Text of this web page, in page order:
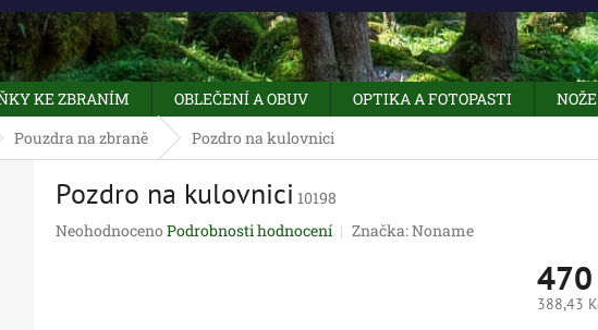
KE ZBRANÍM OBLEČENÍ A OBUV OPTIKA A FOTOPASTI NOŽE
Pouzdra na zbraně Pozdro na kulovnici
Pozdro na kulovnici 10198
Průměrné
Neohodnoceno Podrobnosti hodnocení Značka:Noname
388,43